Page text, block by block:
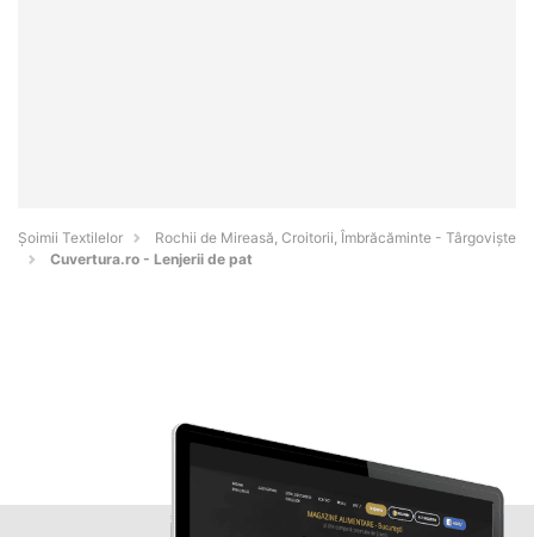
Șoimii Textilelor
Rochii de Mireasă, Croitorii, Îmbrăcăminte - Târgovişte
Cuvertura.ro - Lenjerii de pat